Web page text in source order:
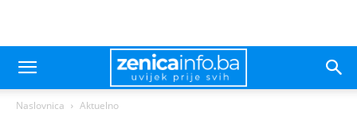
Naslovnica Aktuelno